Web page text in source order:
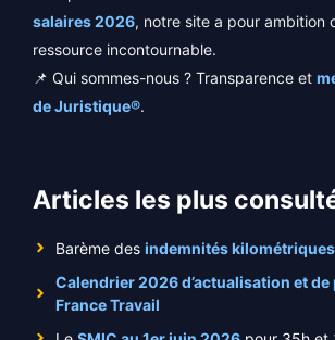
salaires 2026, notre site a pour ambition
ressource incontournable.
📌 Qui sommes-nous ? Transparence et
de Juristique®.
Articles les plus
Barème des indemnités
Calendrier 2026 d’actualisation et de
France Travail